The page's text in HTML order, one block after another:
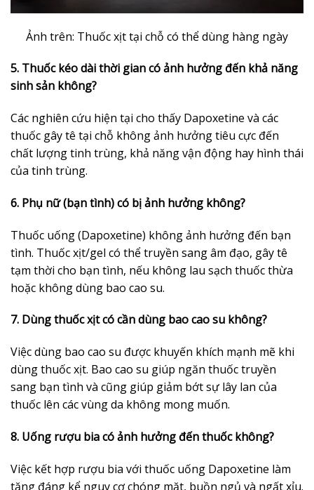
Ảnh trên: Thuốc xịt tại chỗ có thể dùng hàng ngày
5. Thuốc kéo dài thời gian có ảnh hưởng đến khả năng
sinh sản không?
Các nghiên cứu hiện tại cho thấy Dapoxetine và các
thuốc gây tê tại chỗ không ảnh hưởng tiêu cực đến
chất lượng tinh trùng, khả năng vận động hay hình thái
của tinh trùng.
6. Phụ nữ (bạn tình) có bị ảnh hưởng không?
Thuốc uống (Dapoxetine) không ảnh hưởng đến bạn
tình. Thuốc xịt/gel có thể truyền sang âm đạo, gây tê
tạm thời cho bạn tình, nếu không lau sạch thuốc thừa
hoặc không dùng bao cao su.
7. Dùng thuốc xịt có cần dùng bao cao su không?
Việc dùng bao cao su được khuyến khích mạnh mẽ khi
dùng thuốc xịt. Bao cao su giúp ngăn thuốc truyền
sang bạn tình và cũng giúp giảm bớt sự lây lan của
thuốc lên các vùng da không mong muốn.
8. Uống rượu bia có ảnh hưởng đến thuốc không?
Việc kết hợp rượu bia với thuốc uống Dapoxetine làm
tăng đáng kể nguy cơ chóng mặt, buồn ngủ và ngất xỉu.